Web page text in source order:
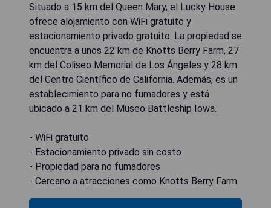
Situado a 15 km del Queen Mary, el Lucky House
ofrece alojamiento con WiFi gratuito y
estacionamiento privado gratuito. La propiedad se
encuentra a unos 22 km de Knotts Berry Farm, 27
km del Coliseo Memorial de Los Ángeles y 28 km
del Centro Científico de California. Además, es un
establecimiento para no fumadores y está
ubicado a 21 km del Museo Battleship Iowa.
- WiFi gratuito
- Estacionamiento privado sin costo
- Propiedad para no fumadores
- Cercano a atracciones como Knotts Berry Farm